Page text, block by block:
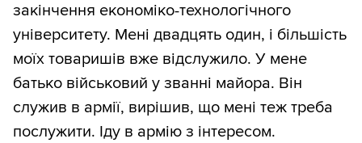
закінчення економіко-технологічного
університету. Мені двадцять один, і більшість
моїх товаришів вже відслужило. У мене
батько військовий у званні майора. Він
служив в армії, вирішив, що мені теж треба
послужити. Іду в армію з інтересом.